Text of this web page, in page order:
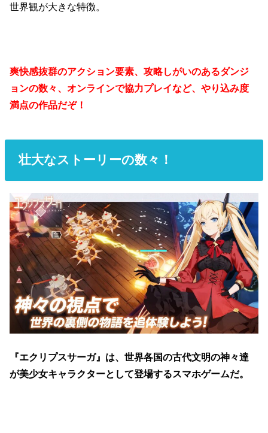
世界観が大きな特徴。
爽快感抜群のアクション要素、攻略しがいのあるダンジ
ョンの数々、オンラインで協力プレイなど、やり込み度
満点の作品だぞ！
壮大なストーリーの数々！
『エクリプスサーガ』は、世界各国の古代文明の神々達
が美少女キャラクターとして登場するスマホゲームだ。